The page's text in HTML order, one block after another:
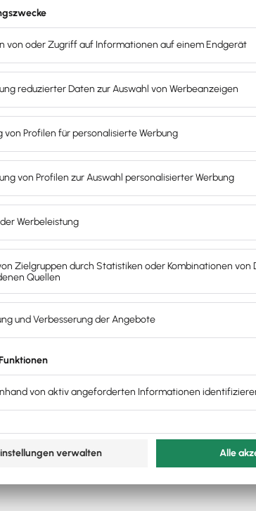
meine Kunden eine große Hilfe und spare
beschäftige:
beschäftigt. Mittags ging ich mit dem Team
Unternehmen reichte ich sie Informationen ein,
Nach 4 Monaten war der Betrag jedoch noch
jeden Cent.
essen gehen?
Kette 200€ zu bezahlen?
Die Bezahlung der Rechnung war
verließ das Unternehmen (nicht nur deswegen)
papierlose Buchführung. Ich denke, es sollte so
und dabei auch nachhaltig einfach bleiben.